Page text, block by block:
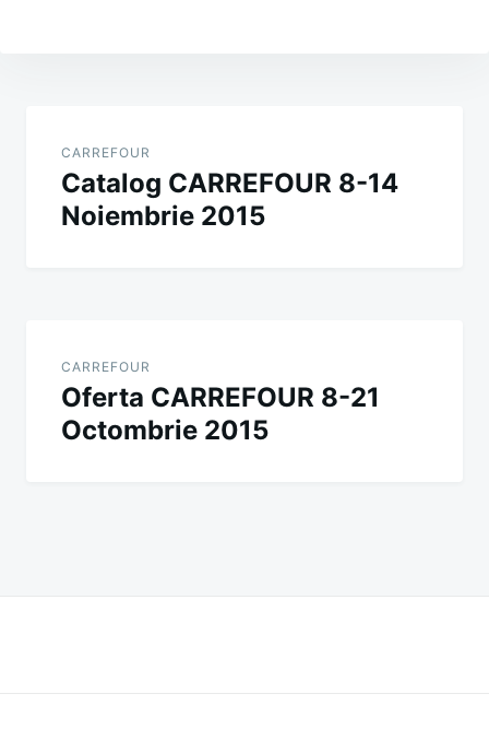
navigation
CARREFOUR
Catalog CARREFOUR 8-14
Noiembrie 2015
CARREFOUR
Oferta CARREFOUR 8-21
Octombrie 2015